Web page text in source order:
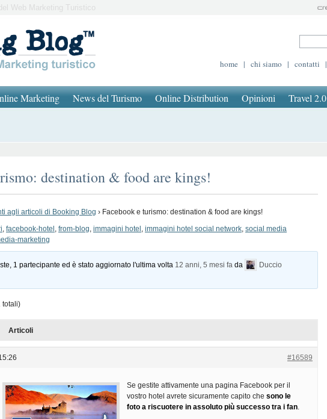
Web Marketing Turistico
home | chi siamo | contatti |
Marketing News del Turismo Online Distribution Opinioni Travel 2.0
destination & food are kings!
agli articoli di Booking Blog › Facebook e turismo: destination & food are kings!
, facebook-hotel , from-blog, immagini hotel , immagini hotel social network, social media
marketing
1 partecipante ed è stato aggiornato l'ultima volta 12 anni, 5 mesi fa da
Duccio
totali)
Articoli
#16589
Se gestite attivamente una pagina Facebook per il
vostro hotel avrete sicuramente capito che sono le
foto a riscuotere in assoluto più successo tra i fan.